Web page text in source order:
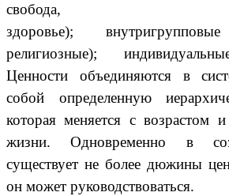
свобода,
здоровье);
религиозные);
Ценности объединяются в
собой определенную
которая меняется с возрастом и
жизни. Одновременно в
существует не более дюжины
он может руководствоваться.